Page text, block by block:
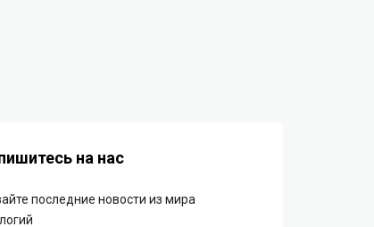
на нас
последние новости из мира